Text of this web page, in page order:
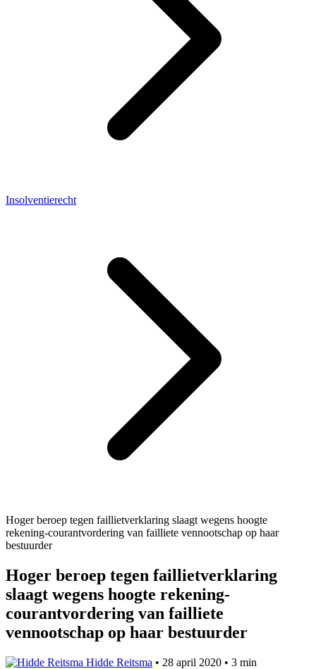
Insolventierecht
Hoger beroep tegen faillietverklaring slaagt wegens hoogte
rekening-courantvordering van failliete vennootschap op haar
bestuurder
Hoger beroep tegen faillietverklaring
slaagt wegens hoogte rekening-
courantvordering van failliete
vennootschap op haar bestuurder
Hidde Reitsma • 28 april 2020 • 3 min